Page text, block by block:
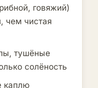
говяжий)
чем чистая
тушёные
солёность
каплю